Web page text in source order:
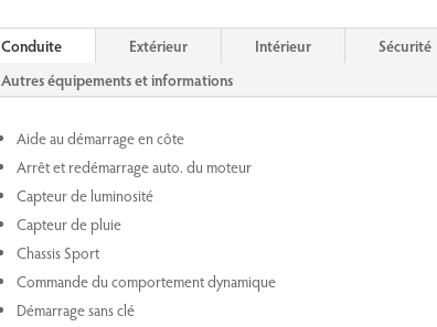
Conduite Extérieur Intérieur
Sécurité
Autres équipements et informations
Aide au démarrage en côte
Arrêt et redémarrage auto. du moteur
Capteur de luminosité
Capteur de pluie
Chassis Sport
Commande du comportement dynamique
Démarrage sans clé